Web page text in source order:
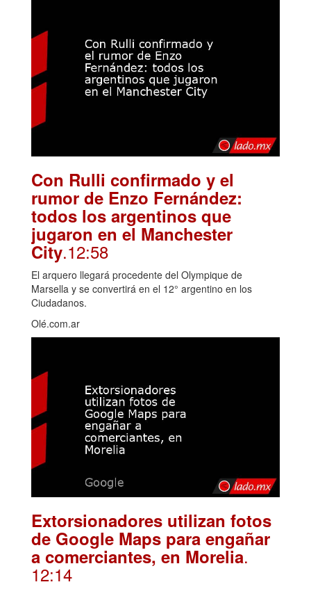
Con Rulli confirmado y el
rumor de Enzo Fernández:
todos los argentinos que
jugaron en el Manchester
City.12:58
El arquero llegará procedente del Olympique de
Marsella y se convertirá en el 12° argentino en los
Ciudadanos.
Olé.com.ar
Extorsionadores utilizan fotos
de Google Maps para engañar
a comerciantes, en Morelia.
12:14